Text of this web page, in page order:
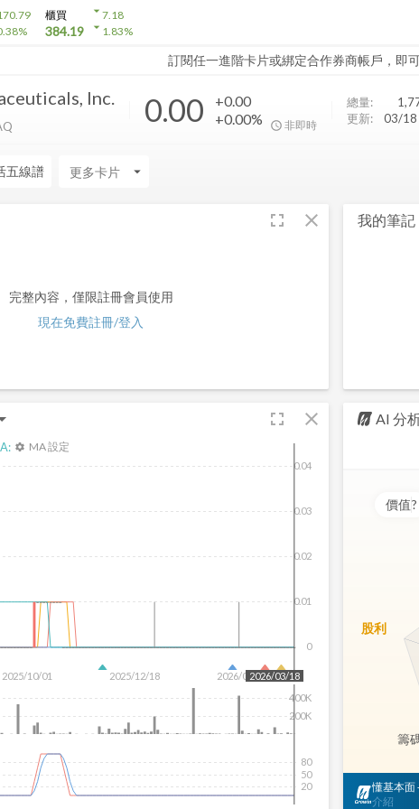
%
櫃買
384.19
arrow_drop_down7.18
arrow_drop_down1.83%
訂閱任一進階卡片或綁定合作券商帳戶，即
Inc. 0.00
+0.00
+0.00%
非即時
總量:
更新:
03/18
五線譜 arrow_drop_down
fullscreen close
完整內容，僅限註冊會員使用
現在免費註冊/登入
fullscreen close
2025/10/01 2025/12/18 2026/02/23
0
0.01
0.02
0.03
0.04
2026/03/18
200K
400K
settings MA 設定
20
50
80
我的筆記
AI 分
價值?
籌
股利
懂基本面
介紹